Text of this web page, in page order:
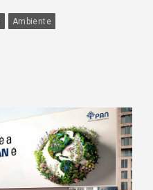
Ambiente